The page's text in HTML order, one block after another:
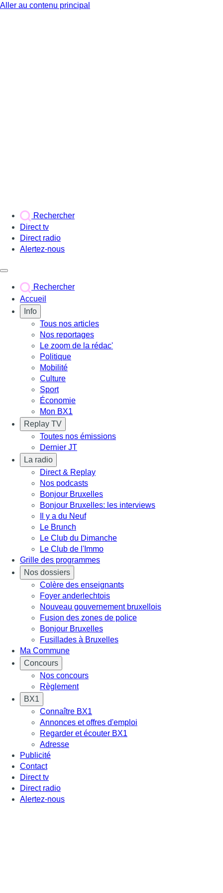
Aller au contenu principal
Rechercher
Direct tv
Direct radio
Alertez-nous
Rechercher
Accueil
Info
Tous nos articles
Nos reportages
Le zoom de la rédac'
Politique
Mobilité
Culture
Sport
Économie
Mon BX1
Replay TV
Toutes nos émissions
Dernier JT
La radio
Direct & Replay
Nos podcasts
Bonjour Bruxelles
Bonjour Bruxelles: les interviews
Il y a du Neuf
Le Brunch
Le Club du Dimanche
Le Club de l'Immo
Grille des programmes
Nos dossiers
Colère des enseignants
Foyer anderlechtois
Nouveau gouvernement bruxellois
Fusion des zones de police
Bonjour Bruxelles
Fusillades à Bruxelles
Ma Commune
Concours
Nos concours
Règlement
BX1
Connaître BX1
Annonces et offres d'emploi
Regarder et écouter BX1
Adresse
Publicité
Contact
Direct tv
Direct radio
Alertez-nous